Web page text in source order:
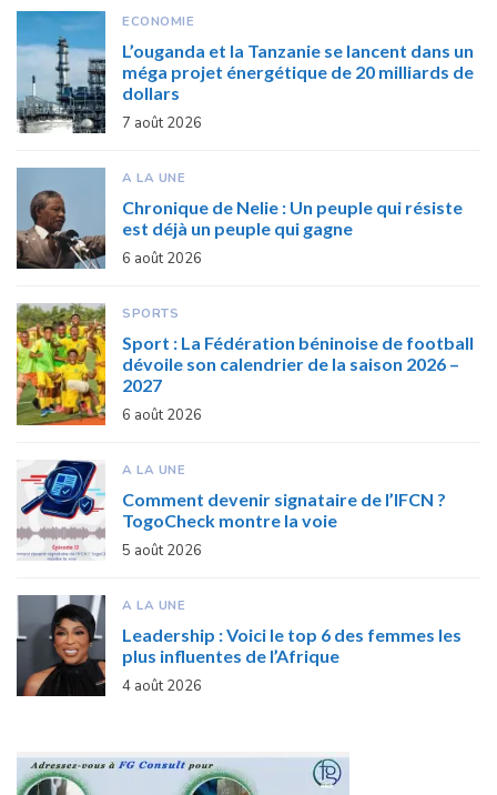
ECONOMIE
L’ouganda et la Tanzanie se lancent dans un
méga projet énergétique de 20 milliards de
dollars
7 août 2026
A LA UNE
Chronique de Nelie : Un peuple qui résiste
est déjà un peuple qui gagne
6 août 2026
SPORTS
Sport : La Fédération béninoise de football
dévoile son calendrier de la saison 2026 –
2027
6 août 2026
A LA UNE
Comment devenir signataire de l’IFCN ?
TogoCheck montre la voie
5 août 2026
A LA UNE
Leadership : Voici le top 6 des femmes les
plus influentes de l’Afrique
4 août 2026